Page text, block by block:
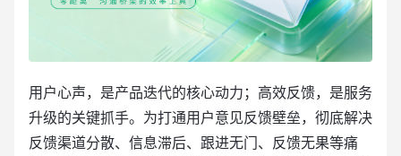
用户心声，是产品迭代的核心动力；高效反馈，是服务
升级的关键抓手。为打通用户意见反馈壁垒，彻底解决
反馈渠道分散、信息滞后、跟进无门、反馈无果等痛